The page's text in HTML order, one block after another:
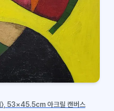
〉, 53×45.5cm 아크릴 캔버스